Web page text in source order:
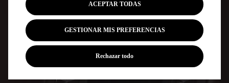
ASIENTOS ELÉCTRICOS CALEFACTABLES Y CON FUNCIÓN DE
MASAJE
GESTIONAR MIS PREFERENCIAS
ACEPTAR TODAS
Rechazar todo